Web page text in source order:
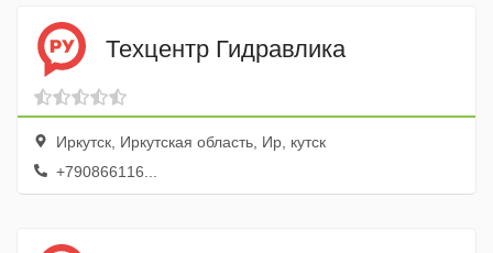
Техцентр Гидравлика
Иркутск, Иркутская область, Ир, кутск
+790866116...